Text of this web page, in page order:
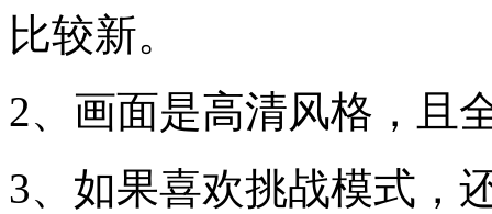
比较新。
2、画面是高清风格，且
3、如果喜欢挑战模式，